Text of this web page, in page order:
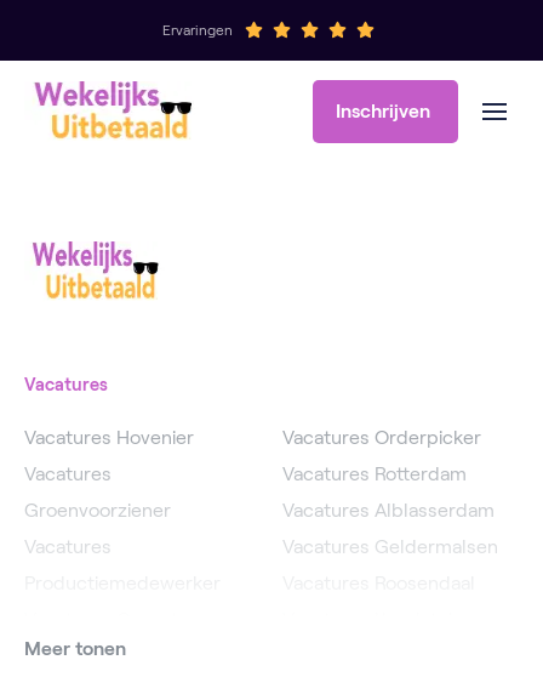
Ervaringen
Inschrijven
Vacatures
Vacatures Hovenier
Vacatures
Groenvoorziener
Vacatures
Vacatures
Vacatures Orderpicker
Vacatures Rotterdam
Vacatures Alblasserdam
Vacatures Geldermalsen
Meer tonen